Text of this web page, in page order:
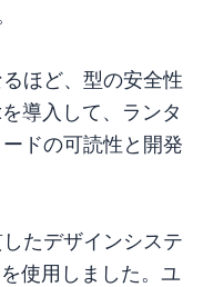
ほど、型の安全性
導入して、ランタ
ドの可読性と開発
たデザインシステ
使用しました。ユ